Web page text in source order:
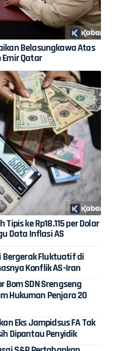
Belasungkawa Atas
Qatar
ke Rp18.115 per Dolar
Data Inflasi AS
Bergerak Fluktuatif di
Konflik AS-Iran
Bom SDN Srengseng
Hukuman Penjara 20
Eks Jampidsus FA Tak
Dipantau Penyidik